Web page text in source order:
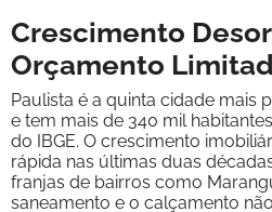
Crescimento
Orçamento
Paulista é a quinta cidade mais
e tem mais de 340 mil
do IBGE. O crescimento
rápida nas últimas duas
franjas de bairros como
saneamento e o calçamento